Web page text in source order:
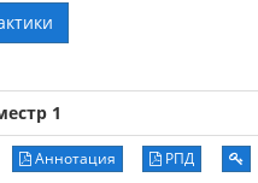
1
Аннотация РПД